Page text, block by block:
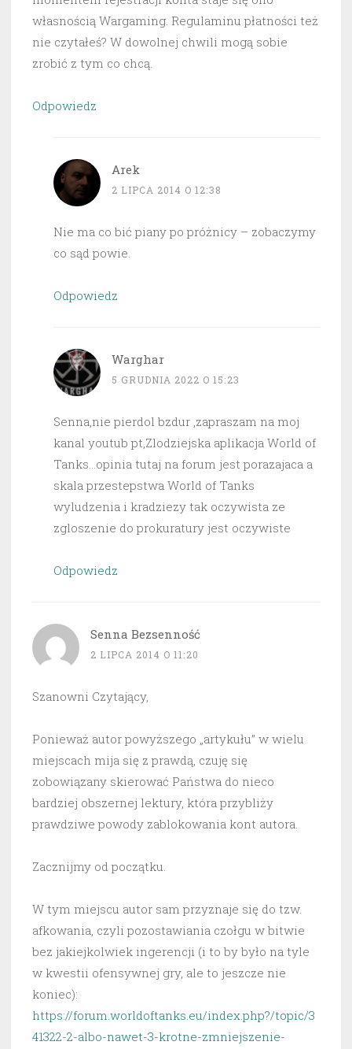
własnością Wargaming. Regulaminu płatności też
nie czytałeś? W dowolnej chwili mogą sobie
zrobić z tym co chcą.
Odpowiedz
Arek
2 LIPCA 2014 O 12:38
Nie ma co bić piany po próżnicy – zobaczymy
co sąd powie.
Odpowiedz
Warghar
5 GRUDNIA 2022 O 15:23
Senna,nie pierdol bzdur ,zapraszam na moj
kanal youtub pt,Zlodziejska aplikacja World of
Tanks…opinia tutaj na forum jest porazajaca a
skala przestepstwa World of Tanks
wyludzenia i kradziezy tak oczywista ze
zgloszenie do prokuratury jest oczywiste
Odpowiedz
Senna Bezsenność
2 LIPCA 2014 O 11:20
Szanowni Czytający,
Ponieważ autor powyższego „artykułu” w wielu
miejscach mija się z prawdą, czuję się
zobowiązany skierować Państwa do nieco
bardziej obszernej lektury, która przybliży
prawdziwe powody zablokowania kont autora.
Zacznijmy od początku.
W tym miejscu autor sam przyznaje się do tzw.
afkowania, czyli pozostawiania czołgu w bitwie
bez jakiejkolwiek ingerencji (i to by było na tyle
w kwestii ofensywnej gry, ale to jeszcze nie
koniec):
https://forum.worldoftanks.eu/index.php?/topic/3
41322-2-albo-nawet-3-krotne-zmniejszenie-